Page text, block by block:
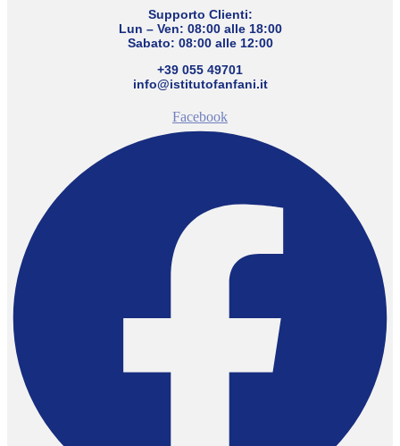
Supporto Clienti:
Lun – Ven: 08:00 alle 18:00
Sabato: 08:00 alle 12:00
+39 055 49701
info@istitutofanfani.it
Facebook